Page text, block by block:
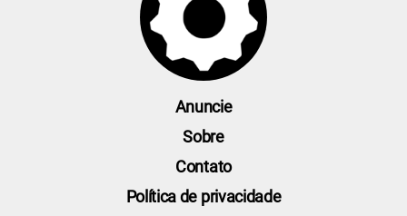
Anuncie
Sobre
Contato
Política de privacidade